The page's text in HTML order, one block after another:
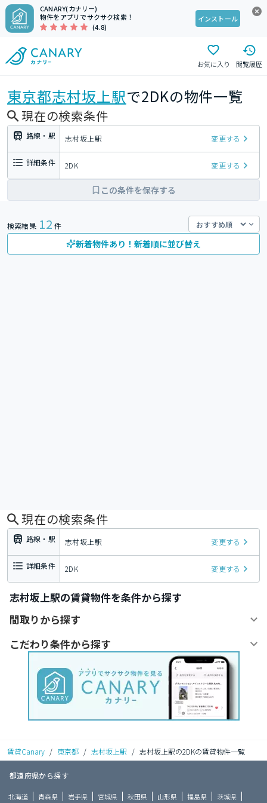
CANARY(カナリー)
物件をアプリでサクサク検索！
(4.8)
インストール
お気に入り 閲覧履歴
東京都志村坂上駅で2DKの物件一覧
現在の検索条件
路線・駅 志村坂上駅 変更する
詳細条件 2DK 変更する
この条件を保存する
検索結果 12 件
新着物件あり！新着順に並び替え
現在の検索条件
路線・駅 志村坂上駅 変更する
詳細条件 2DK 変更する
志村坂上駅の賃貸物件を条件から探す
間取りから探す
こだわり条件から探す
賃貸Canary / 東京都 / 志村坂上駅 / 志村坂上駅の2DKの賃貸物件一覧
都道府県から探す
北海道 青森県 岩手県 宮城県 秋田県 山形県 福島県 茨城県